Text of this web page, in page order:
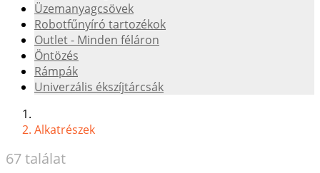
Üzemanyagcsövek
Robotfűnyíró tartozékok
Outlet - Minden féláron
Öntözés
Rámpák
Univerzális ékszíjtárcsák
Alkatrészek
67 találat